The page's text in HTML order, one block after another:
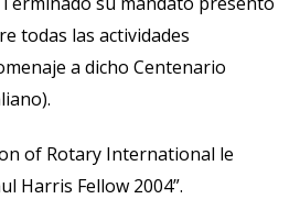
todas las actividades
a dicho Centenario
of Rotary International le
Harris Fellow 2004”.